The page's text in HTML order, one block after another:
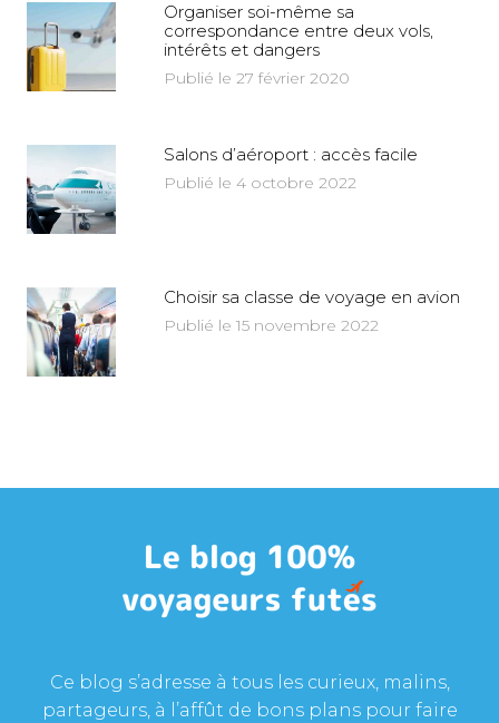
Organiser soi-même sa
correspondance entre deux vols,
intérêts et dangers
Publié le 27 février 2020
Salons d’aéroport : accès facile
Publié le 4 octobre 2022
Choisir sa classe de voyage en avion
Publié le 15 novembre 2022
Ce blog s’adresse à tous les curieux, malins,
partageurs, à l’affût de bons plans pour faire